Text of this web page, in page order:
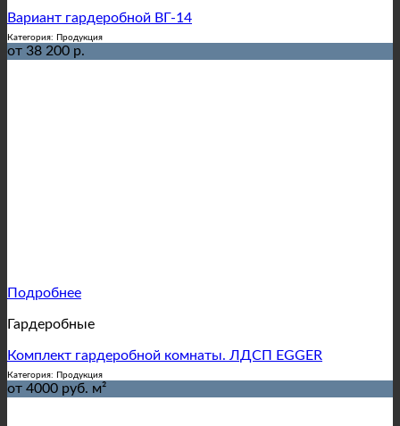
Вариант гардеробной ВГ-14
Категория: Продукция
от 38 200 р.
Подробнее
Гардеробные
Комплект гардеробной комнаты. ЛДСП EGGER
Категория: Продукция
от 4000 руб. м²